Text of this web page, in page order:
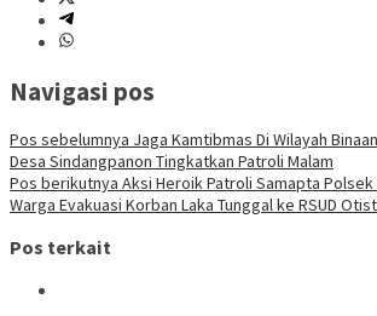
Navigasi pos
Pos sebelumnya Jaga Kamtibmas Di Wilayah
Desa Sindangpanon Tingkatkan Patroli Malam
Pos berikutnya Aksi Heroik Patroli Samapta
Warga Evakuasi Korban Laka Tunggal ke RSUD
Pos terkait